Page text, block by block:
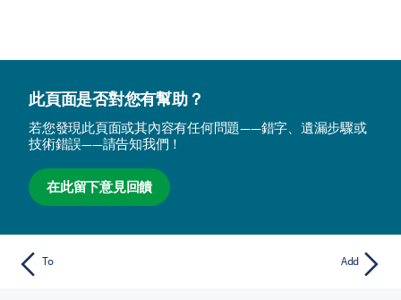
此頁面是否對您有幫助？
若您發現此頁面或其內容有任何問題——錯字、遺漏步驟或
技術錯誤——請告知我們！
在此留下意見回饋
To Add